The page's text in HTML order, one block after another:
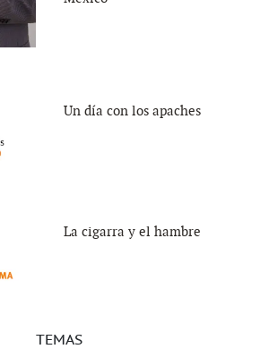
Un día con los apaches
La cigarra y el hambre
TEMAS